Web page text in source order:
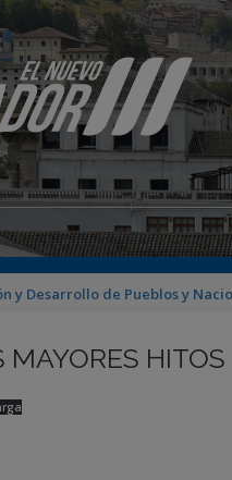
y Desarrollo de Pueblos y
MAYORES HITOS